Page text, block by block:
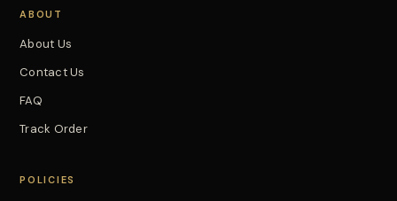
ABOUT
About Us
Contact Us
FAQ
Track Order
POLICIES